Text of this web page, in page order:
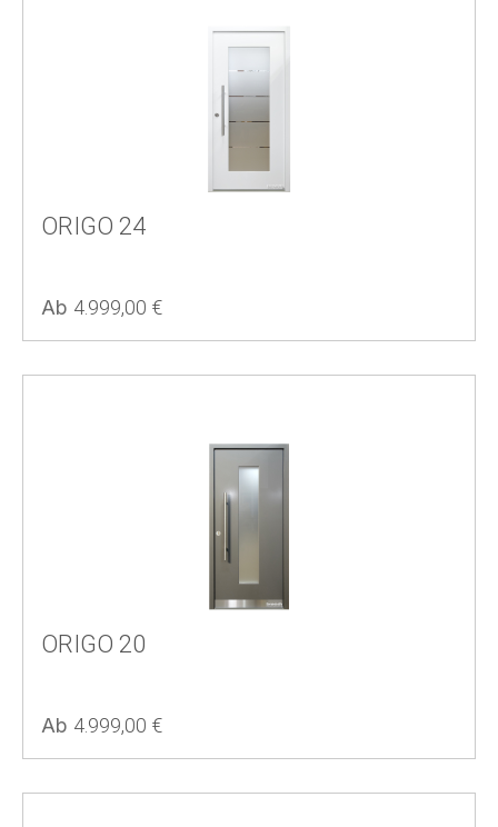
ORIGO 24
Regulärer Preis:
Ab 4.999,00 €
ORIGO 20
Regulärer Preis:
Ab 4.999,00 €